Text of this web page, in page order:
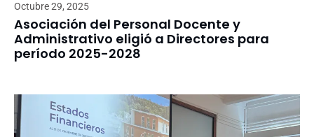
Octubre 29, 2025
Asociación del Personal Docente y
Administrativo eligió a Directores para
período 2025-2028